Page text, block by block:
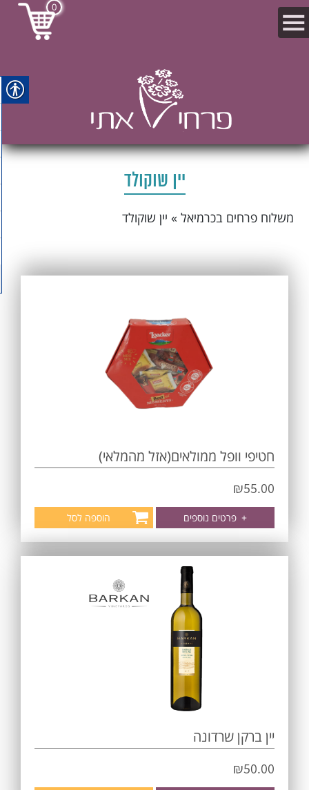
0
יין שוקולד
משלוח פרחים בכרמיאל » יין שוקולד
חטיפי וופל ממולאים(אזל מהמלאי)
₪55.00
+ פרטים נוספים הוספה לסל
יין ברקן שרדונה
₪50.00